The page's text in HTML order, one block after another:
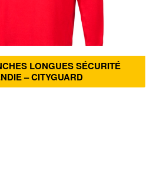
LONGUES SÉCURITÉ
– CITYGUARD